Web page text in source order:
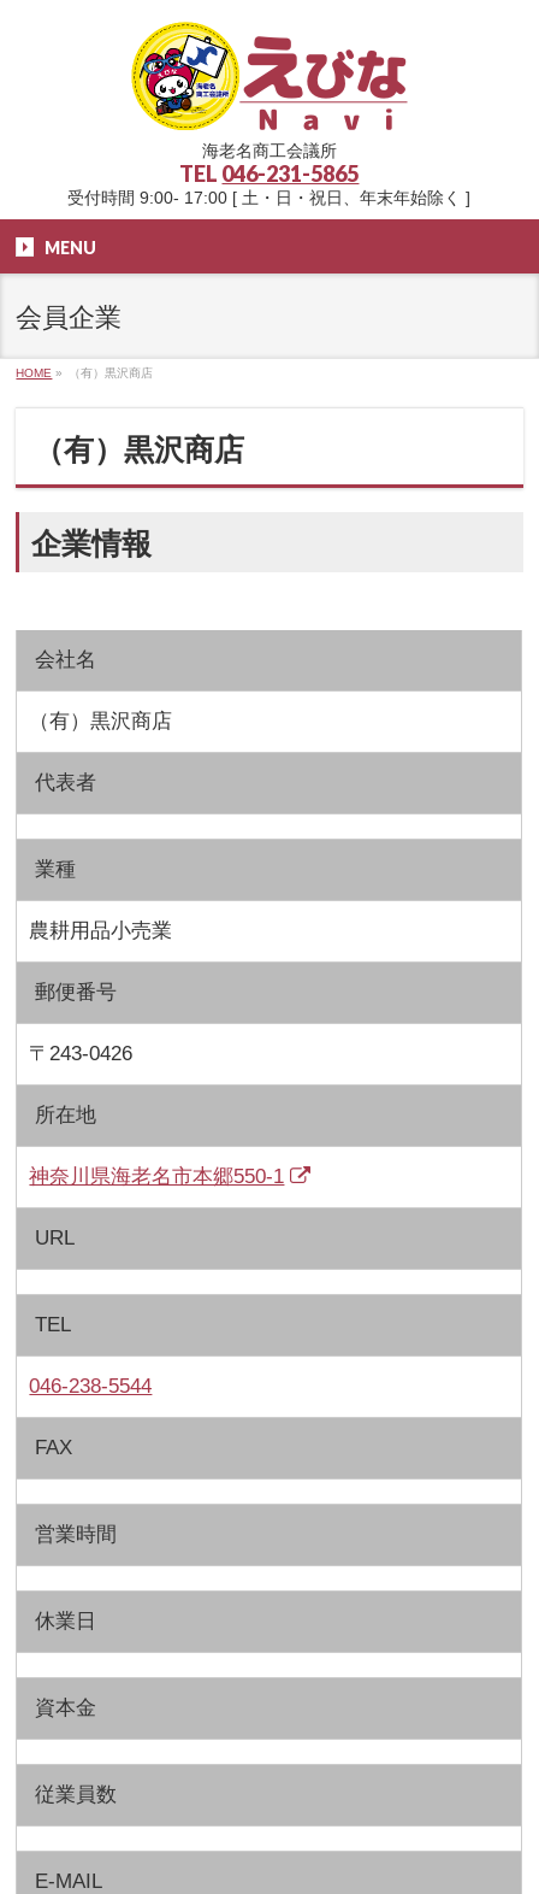
海老名商工会議所
TEL 046-231-5865
受付時間 9:00- 17:00 [ 土・日・祝日、年末年始除く ]
MENU
会員企業
HOME » （有）黒沢商店
（有）黒沢商店
企業情報
会社名
（有）黒沢商店
代表者
業種
農耕用品小売業
郵便番号
〒243-0426
所在地
神奈川県海老名市本郷550-1
URL
TEL
046-238-5544
FAX
営業時間
休業日
資本金
従業員数
E-MAIL